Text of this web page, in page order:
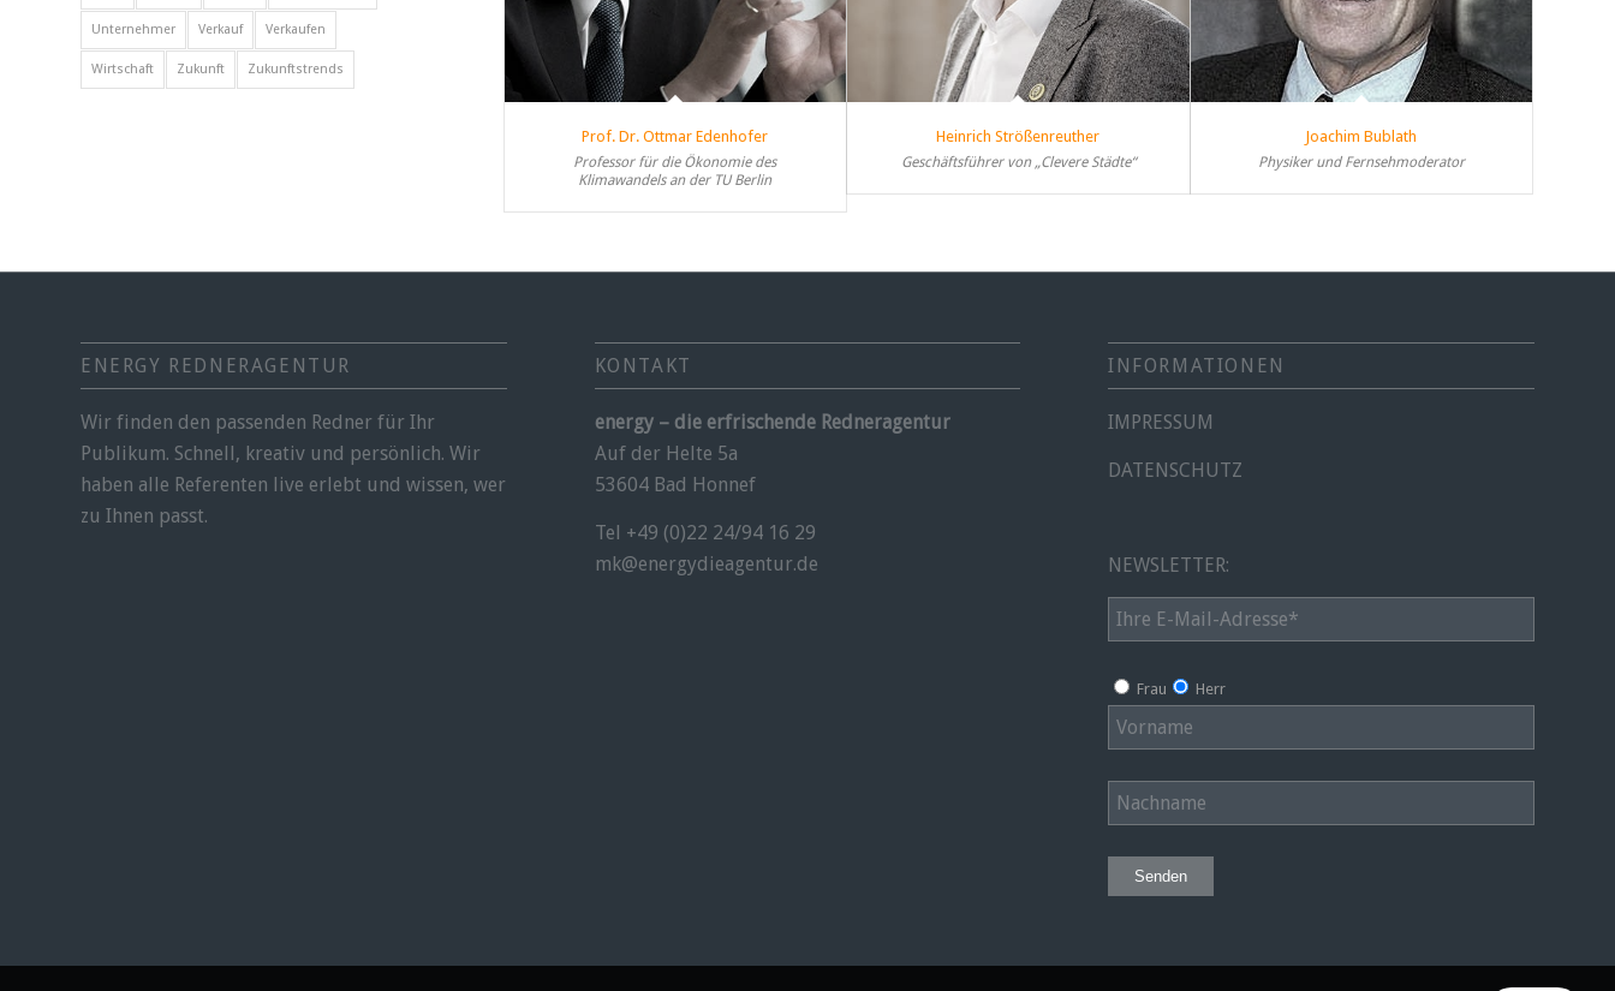
Prof. Dr. Ottmar Edenhofer
Professor für die Ökonomie des
Klimawandels an der TU Berlin
Heinrich Strößenreuther
Geschäftsführer von „Clevere Städte“
Joachim Bublath
Physiker und Fernsehmoderator
Unternehmer Verkauf Verkaufen
Wirtschaft Zukunft Zukunftstrends
ENERGY REDNERAGENTUR
Wir finden den passenden Redner für Ihr
Publikum. Schnell, kreativ und persönlich. Wir
haben alle Referenten live erlebt und wissen, wer
zu Ihnen passt.
KONTAKT
energy – die erfrischende Redneragentur
Auf der Helte 5a
53604 Bad Honnef
Tel +49 (0)22 24/94 16 29
mk@energydieagentur.de
INFORMATIONEN
IMPRESSUM
DATENSCHUTZ
NEWSLETTER:
Frau Herr